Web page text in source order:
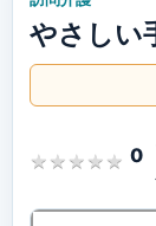
やさしい
★ ★ ★ ★ ★
★ ★ ★ ★ ★ 0